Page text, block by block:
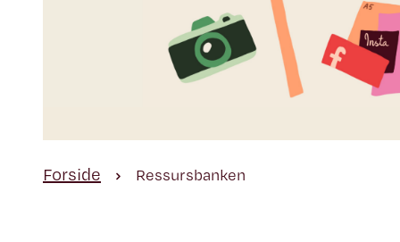
Forside Ressursbanken